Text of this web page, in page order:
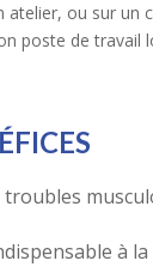
atelier, ou sur
poste de travail
à